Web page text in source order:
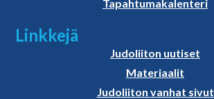
Tapahtumakalenteri
Linkkejä
Judoliiton uutiset
Materiaalit
Judoliiton vanhat sivut